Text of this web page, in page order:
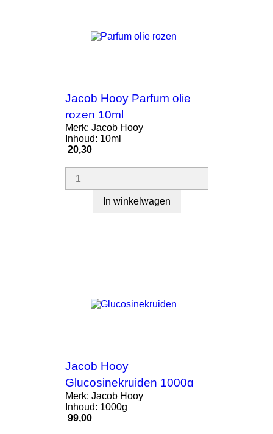
Jacob Hooy Parfum olie
rozen 10ml
Merk: Jacob Hooy
Inhoud: 10ml
Prijs
20,30
In winkelwagen
Jacob Hooy
Glucosinekruiden 1000g
Merk: Jacob Hooy
Inhoud: 1000g
Prijs
99,00